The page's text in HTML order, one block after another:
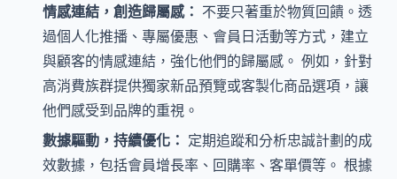
情感連結，創造歸屬感： 不要只著重於物質回饋。透
過個人化推播、專屬優惠、會員日活動等方式，建立
與顧客的情感連結，強化他們的歸屬感。 例如，針對
高消費族群提供獨家新品預覽或客製化商品選項，讓
他們感受到品牌的重視。
數據驅動，持續優化： 定期追蹤和分析忠誠計劃的成
效數據，包括會員增長率、回購率、客單價等。 根據